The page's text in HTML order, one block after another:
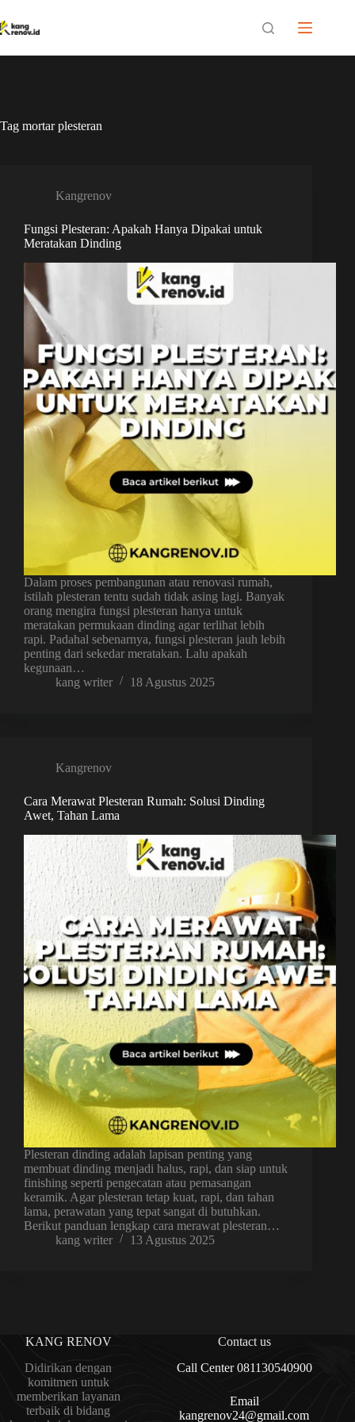
to
content
Tag mortar plesteran
Kangrenov
Fungsi Plesteran: Apakah Hanya Dipakai untuk
Meratakan Dinding
Dalam proses pembangunan atau renovasi rumah,
istilah plesteran tentu sudah tidak asing lagi. Banyak
orang mengira fungsi plesteran hanya untuk
meratakan permukaan dinding agar terlihat lebih
rapi. Padahal sebenarnya, fungsi plesteran jauh lebih
penting dari sekedar meratakan. Lalu apakah
kegunaan…
kang writer
18 Agustus 2025
Kangrenov
Cara Merawat Plesteran Rumah: Solusi Dinding
Awet, Tahan Lama
Plesteran dinding adalah lapisan penting yang
membuat dinding menjadi halus, rapi, dan siap untuk
finishing seperti pengecatan atau pemasangan
keramik. Agar plesteran tetap kuat, rapi, dan tahan
lama, perawatan yang tepat sangat di butuhkan.
Berikut panduan lengkap cara merawat plesteran…
kang writer
13 Agustus 2025
KANG RENOV
Didirikan dengan
komitmen untuk
memberikan layanan
terbaik di bidang
Contact us
Call Center 081130540900
Email
kangrenov24@gmail.com